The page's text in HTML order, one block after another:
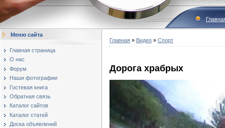
Меню сайта
Главная страница
О нас
Форум
Наши фотографии
Гостевая книга
Обратная связь
Каталог сайтов
Каталог статей
Доска объявлений
Главная » Видео » Спорт
Дорога храбрых